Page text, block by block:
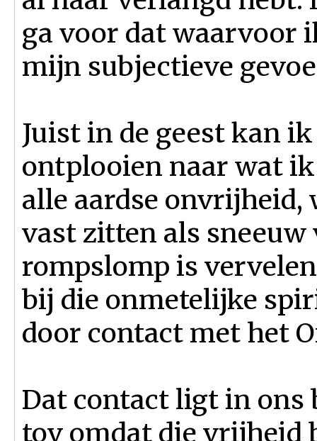
ga voor dat waarvoor
mijn subjectieve
Juist in de geest kan
ontplooien naar wat
alle aardse onvrijheid,
vast zitten als sneeuw
rompslomp is
bij die onmetelijke
door contact met het
Dat contact ligt in ons
tov omdat die vrijheid